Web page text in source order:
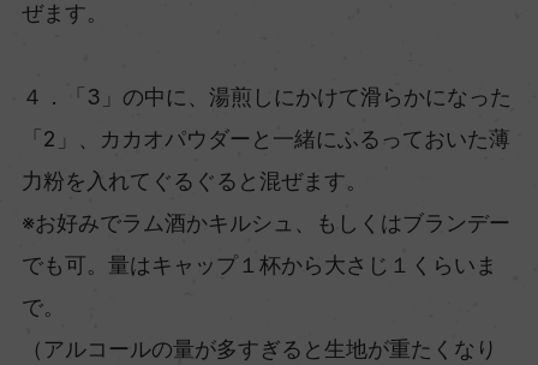
ぜます。
４．「3」の中に、湯煎しにかけて滑らかになった
「2」、カカオパウダーと一緒にふるっておいた薄
力粉を入れてぐるぐると混ぜます。
※お好みでラム酒かキルシュ、もしくはブランデー
でも可。量はキャップ１杯から大さじ１くらいま
で。
（アルコールの量が多すぎると生地が重たくなり